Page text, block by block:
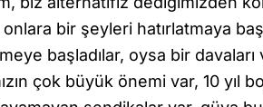
bir şeyleri hatırlatmaya
başladılar, oysa bir davaları
çok büyük önemi var, 10 yıl